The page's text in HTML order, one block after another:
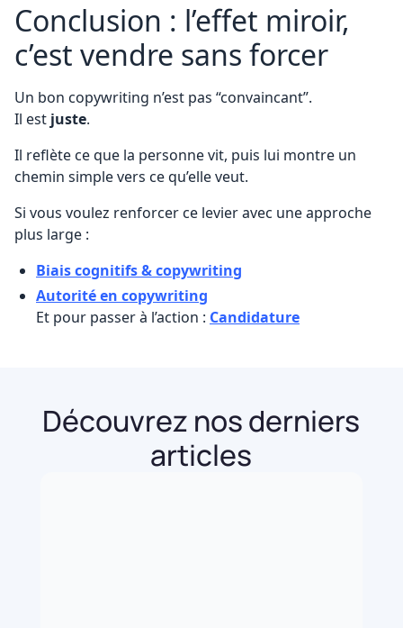
Conclusion : l’effet miroir,
c’est vendre sans forcer
Un bon copywriting n’est pas “convaincant”.
Il est juste.
Il reflète ce que la personne vit, puis lui montre un
chemin simple vers ce qu’elle veut.
Si vous voulez renforcer ce levier avec une approche
plus large :
Biais cognitifs & copywriting
Autorité en copywriting
Et pour passer à l’action : Candidature
Découvrez nos derniers
articles